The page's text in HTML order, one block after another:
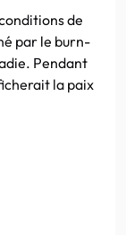
de
par le burn-
Pendant
la paix